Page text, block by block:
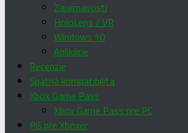
Zaujímavosti
HoloLens / VR
Windows 10
Aplikácie
Recenzie
Spätná kompatibilita
Xbox Game Pass
Xbox Game Pass pre PC
Píš pre Xboxer